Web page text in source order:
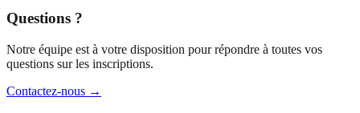
Questions ?
Notre équipe est à votre disposition pour répondre à toutes vos
questions sur les inscriptions.
Contactez-nous →